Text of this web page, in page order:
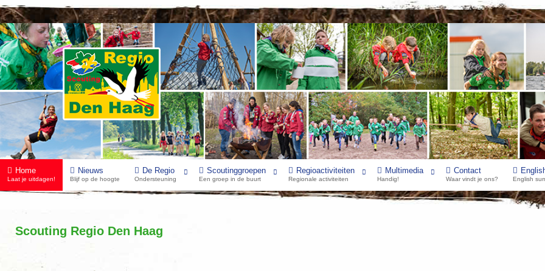
Home
Laat je uitdagen!
Nieuws
Blijf op de hoogte
De Regio
Ondersteuning
Scoutinggroepen
Een groep in de buurt
Regioactiviteiten
Regionale activiteiten
Multimedia
Handig!
Contact
Waar vindt je ons? English
Scouting Regio Den Haag